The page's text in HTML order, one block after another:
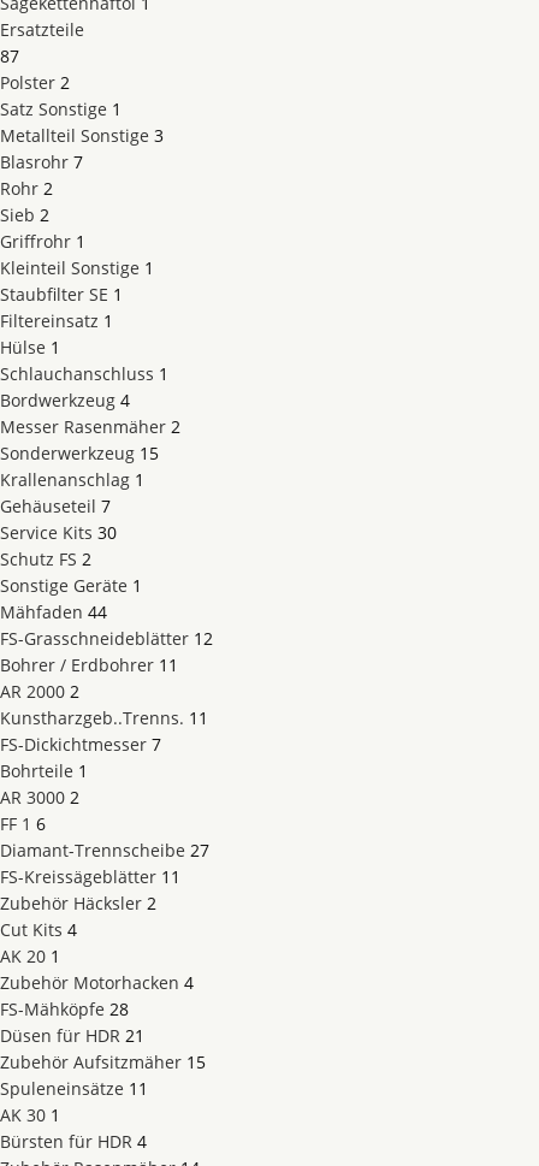
Ersatzteile
87
Polster 2
Satz Sonstige 1
Metallteil Sonstige 3
Blasrohr 7
Rohr 2
Sieb 2
Griffrohr 1
Kleinteil Sonstige 1
Staubfilter SE 1
Filtereinsatz 1
Hülse 1
Schlauchanschluss 1
Bordwerkzeug 4
Messer Rasenmäher 2
Sonderwerkzeug 15
Krallenanschlag 1
Gehäuseteil 7
Service Kits 30
Schutz FS 2
Sonstige Geräte 1
Mähfaden 44
FS-Grasschneideblätter 12
Bohrer / Erdbohrer 11
AR 2000 2
Kunstharzgeb..Trenns. 11
FS-Dickichtmesser 7
Bohrteile 1
AR 3000 2
FF 1 6
Diamant-Trennscheibe 27
FS-Kreissägeblätter 11
Zubehör Häcksler 2
Cut Kits 4
AK 20 1
Zubehör Motorhacken 4
FS-Mähköpfe 28
Düsen für HDR 21
Zubehör Aufsitzmäher 15
Spuleneinsätze 11
AK 30 1
Bürsten für HDR 4